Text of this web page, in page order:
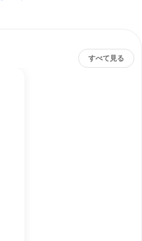
すべて見る